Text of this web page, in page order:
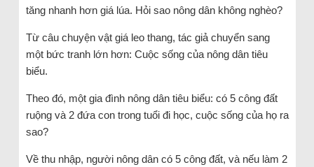
tăng nhanh hơn giá lúa. Hỏi sao nông dân không nghèo?
Từ câu chuyện vật giá leo thang, tác giả chuyển sang
một bức tranh lớn hơn: Cuộc sống của nông dân tiêu
biểu.
Theo đó, một gia đình nông dân tiêu biểu: có 5 công đất
ruộng và 2 đứa con trong tuổi đi học, cuộc sống của họ ra
sao?
Về thu nhập, người nông dân có 5 công đất, và nếu làm 2